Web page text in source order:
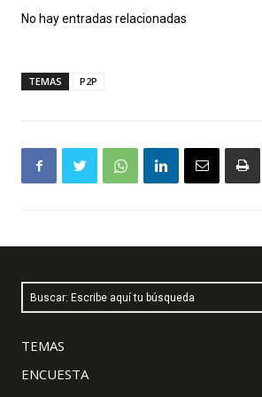
No hay entradas relacionadas
TEMAS P2P
Buscar: Escribe aquí tu búsqueda
TEMAS
ENCUESTA